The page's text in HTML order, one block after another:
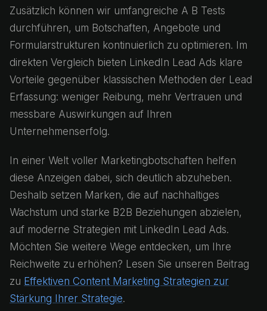
Zusätzlich können wir umfangreiche A B Tests
durchführen, um Botschaften, Angebote und
Formularstrukturen kontinuierlich zu optimieren. Im
direkten Vergleich bieten LinkedIn Lead Ads klare
Vorteile gegenüber klassischen Methoden der Lead
Erfassung: weniger Reibung, mehr Vertrauen und
messbare Auswirkungen auf Ihren
Unternehmenserfolg.
In einer Welt voller Marketingbotschaften helfen
diese Anzeigen dabei, sich deutlich abzuheben.
Deshalb setzen Marken, die auf nachhaltiges
Wachstum und starke B2B Beziehungen abzielen,
auf moderne Strategien mit LinkedIn Lead Ads.
Möchten Sie weitere Wege entdecken, um Ihre
Reichweite zu erhöhen? Lesen Sie unseren Beitrag
zu Effektiven Content Marketing Strategien zur
Stärkung Ihrer Strategie.